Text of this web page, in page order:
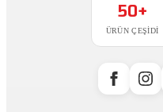
50+
ÜRÜN ÇEŞIDI